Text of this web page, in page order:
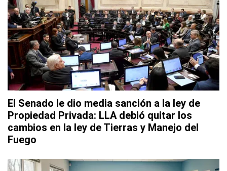
El Senado le dio media sanción a la ley de
Propiedad Privada: LLA debió quitar los
cambios en la ley de Tierras y Manejo del
Fuego